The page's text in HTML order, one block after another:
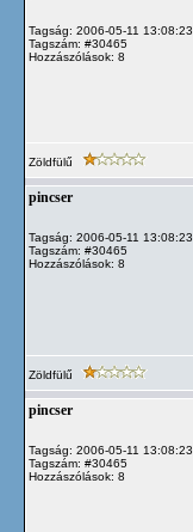
Tagság: 2006-05-11 13:08:23
Tagszám: #30465
Hozzászólások: 8
Zöldfülű
pincser
Tagság: 2006-05-11 13:08:23
Tagszám: #30465
Hozzászólások: 8
Zöldfülű
pincser
Tagság: 2006-05-11 13:08:23
Tagszám: #30465
Hozzászólások: 8